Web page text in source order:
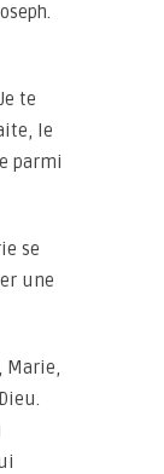
te
le
parmi
se
une
Marie,